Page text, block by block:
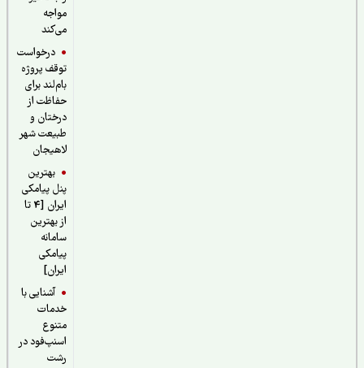
درخواست
توقف پروژه
بام‌لند برای
حفاظت از
درختان و
طبیعت شهر
لاهیجان
بهترین
پنل پیامکی
ایران [4 تا
از بهترین
سامانه
پیامکی
آشنایی با
خدمات
اسنپ‌فود در